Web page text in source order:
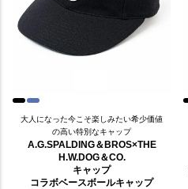
大人になった今こそ楽しみたい希少価値
の高い特別なキャップ
A.G.SPALDING＆BROS×THE
H.W.DOG＆CO.
キャップ
コラボベースボールキャップ